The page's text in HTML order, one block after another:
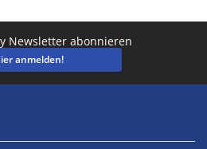
Newsletter abonnieren
anmelden!